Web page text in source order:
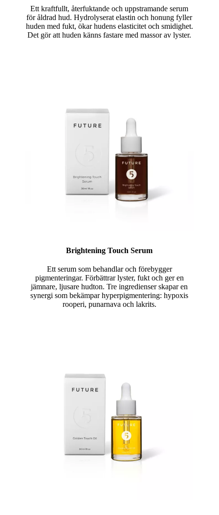
Ett kraftfullt, återfuktande och uppstramande serum
för åldrad hud. Hydrolyserat elastin och honung fyller
huden med fukt, ökar hudens elasticitet och smidighet.
Det gör att huden känns fastare med massor av lyster.
Brightening Touch Serum
Ett serum som behandlar och förebygger
pigmenteringar. Förbättrar lyster, fukt och ger en
jämnare, ljusare hudton. Tre ingredienser skapar en
synergi som bekämpar hyperpigmentering: hypoxis
rooperi, punarnava och lakrits.